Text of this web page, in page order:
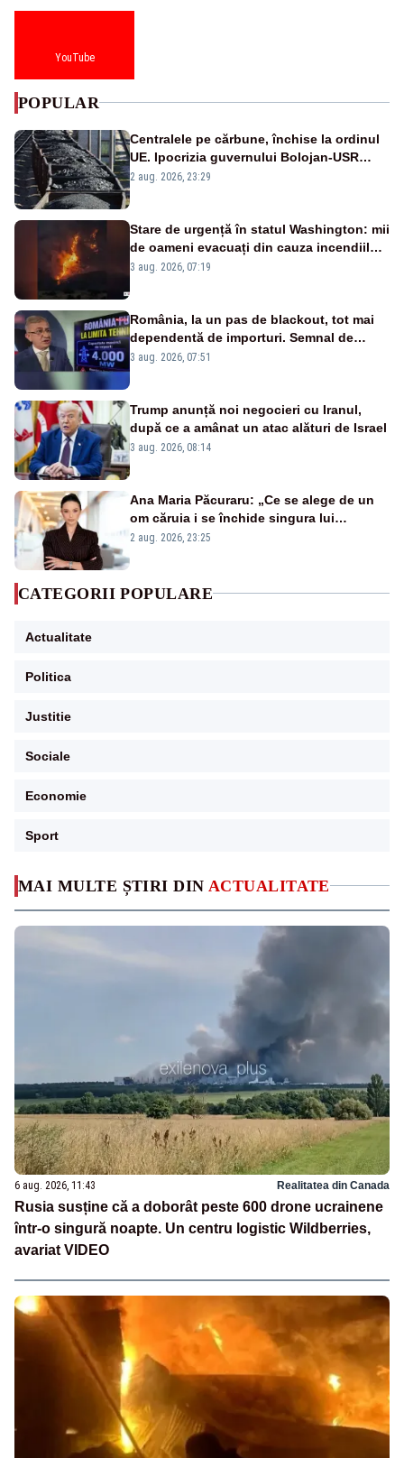
MAI MULTE ȘTIRI DIN ACTUALITATE
6 aug. 2026, 11:43 Realitatea din Canada
Rusia susține că a doborât peste 600 drone ucrainene
într-o singură noapte. Un centru logistic Wildberries,
avariat VIDEO
YouTube
POPULAR
Centralele pe cărbune, închise la ordinul
UE. Ipocrizia guvernului Bolojan-USR
după starea de alertă
2 aug. 2026, 23:29
Stare de urgență în statul Washington: mii
de oameni evacuați din cauza incendiilor
puternice de vegetație
3 aug. 2026, 07:19
România, la un pas de blackout, tot mai
dependentă de importuri. Semnal de
alarmă tras de un expert în energie
3 aug. 2026, 07:51
Trump anunță noi negocieri cu Iranul,
după ce a amânat un atac alături de Israel
3 aug. 2026, 08:14
Ana Maria Păcuraru: „Ce se alege de un
om căruia i se închide singura lui
portiță?”
2 aug. 2026, 23:25
CATEGORII POPULARE
Actualitate
Politica
Justitie
Sociale
Economie
Sport